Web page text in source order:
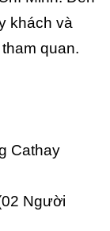
khách và
quan.
Cathay
Người